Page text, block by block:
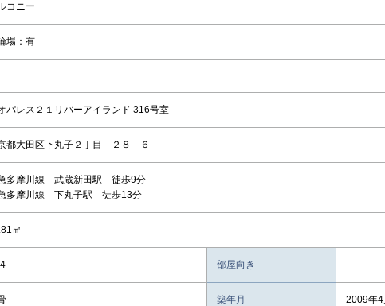
コニー
場：有
パレス２１リバーアイランド 316号室
都大田区下丸子２丁目－２８－６
多摩川線 武蔵新田駅 徒歩9分
多摩川線 下丸子駅 徒歩13分
㎡
部屋向き
築年月 2009年4